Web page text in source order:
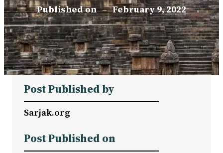
Published on – February 9, 2022
Post Published by
Sarjak.org
Post Published on